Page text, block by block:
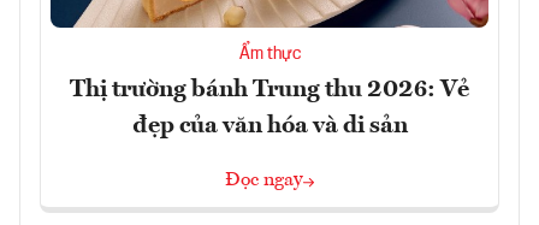
Ẩm thực
Thị trường bánh Trung thu 2026: Vẻ
đẹp của văn hóa và di sản
Đọc ngay